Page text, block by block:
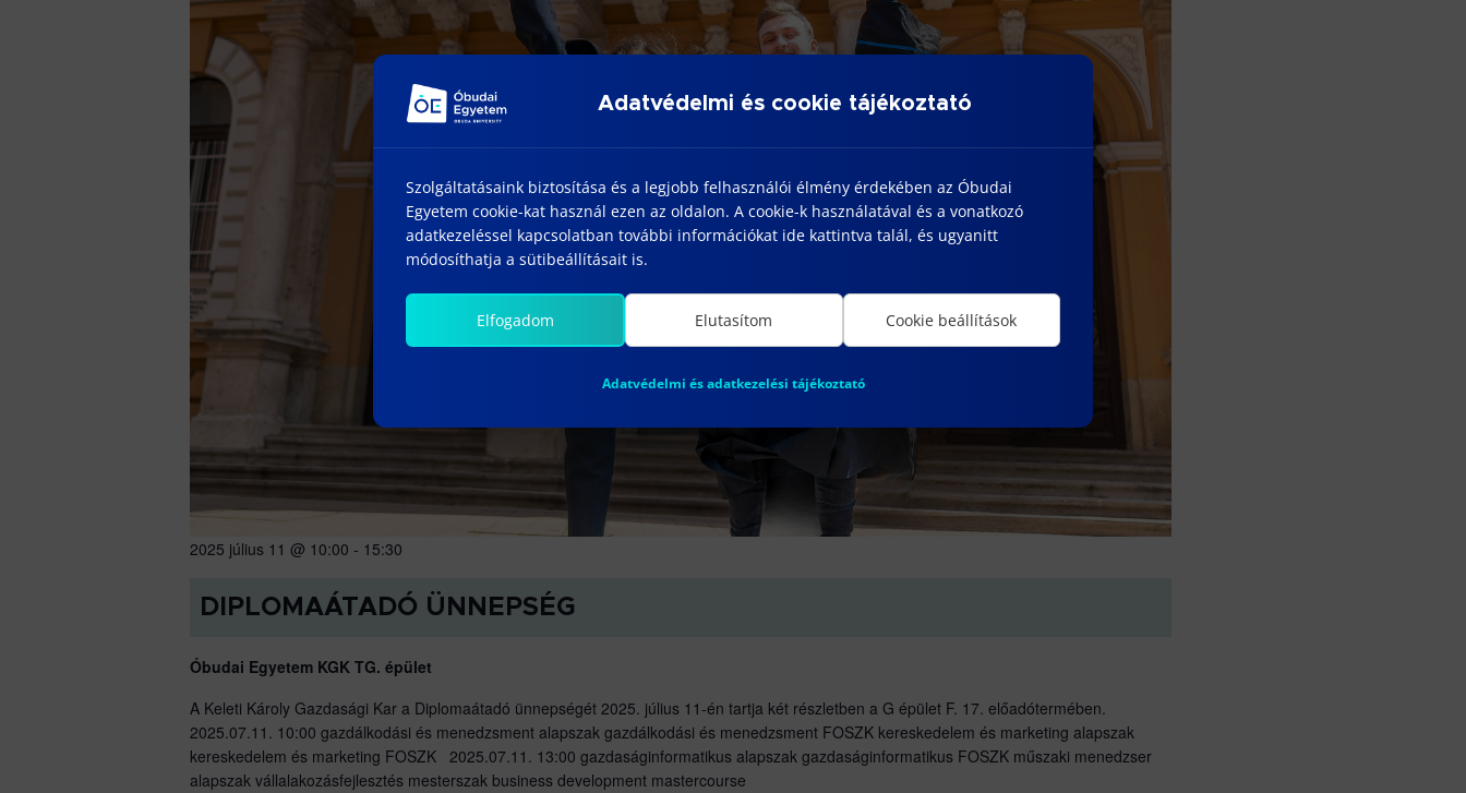
2025 július 11 @ 10:00 - 15:30
DIPLOMAÁTADÓ ÜNNEPSÉG
Óbudai Egyetem KGK TG. épület
A Keleti Károly Gazdasági Kar a Diplomaátadó ünnepségét 2025. július 11-én tartja két részletben a G épület F. 17. előadótermében.
2025.07.11. 10:00 gazdálkodási és menedzsment alapszak gazdálkodási és menedzsment FOSZK kereskedelem és marketing alapszak
kereskedelem és marketing FOSZK 2025.07.11. 13:00 gazdaságinformatikus alapszak gazdaságinformatikus FOSZK műszaki menedzser
alapszak vállalakozásfejlesztés mesterszak business development mastercourse
Adatvédelmi és cookie tájékoztató
Szolgáltatásaink biztosítása és a legjobb felhasználói élmény érdekében az Óbudai
Egyetem cookie-kat használ ezen az oldalon. A cookie-k használatával és a vonatkozó
adatkezeléssel kapcsolatban további információkat ide kattintva talál, és ugyanitt
módosíthatja a sütibeállításait is.
Elfogadom Elutasítom Cookie beállítások
Adatvédelmi és adatkezelési tájékoztató